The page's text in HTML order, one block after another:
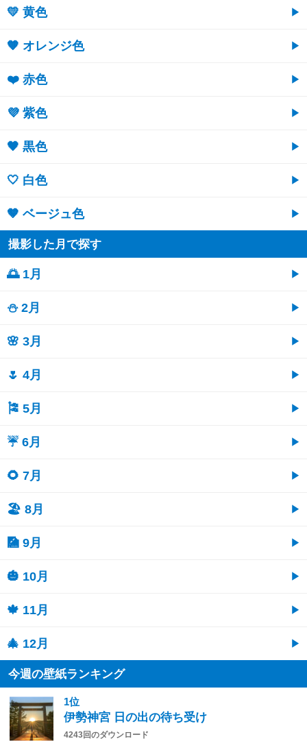
💛 黄色
🧡 オレンジ色
❤️ 赤色
💜 紫色
🖤 黒色
🤍 白色
🤎 ベージュ色
撮影した月で探す
🌅 1月
⛄ 2月
🌸 3月
🌷 4月
🎏 5月
☔ 6月
🌻 7月
🏖 8月
🎑 9月
🎃 10月
🍁 11月
🎄 12月
今週の壁紙ランキング
1位
伊勢神宮 日の出の待ち受け
4243回のダウンロード